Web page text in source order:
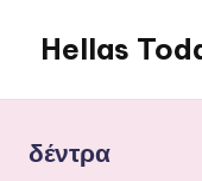
Μετάβαση
περιεχόμενο
Hellas
δέντρα